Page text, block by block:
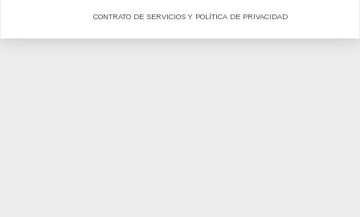
CONTRATO DE SERVICIOS Y POLÍTICA DE PRIVACIDAD